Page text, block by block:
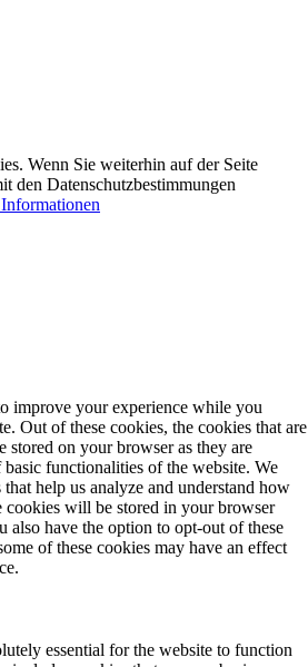
Wenn Sie weiterhin auf der Seite
den Datenschutzbestimmungen
improve your experience while you
Out of these cookies, the cookies that are
stored on your browser as they are
functionalities of the website. We
help us analyze and understand how
cookies will be stored in your browser
also have the option to opt-out of these
of these cookies may have an effect
essential for the website to function